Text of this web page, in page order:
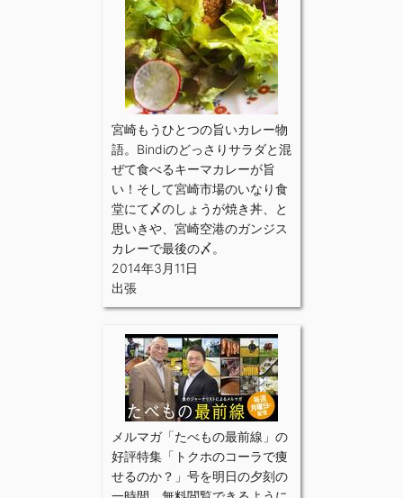
宮崎もうひとつの旨いカレー物
語。Bindiのどっさりサラダと混
ぜて食べるキーマカレーが旨
い！そして宮崎市場のいなり食
堂にて〆のしょうが焼き丼、と
思いきや、宮崎空港のガンジス
カレーで最後の〆。
2014年3月11日
出張
メルマガ「たべもの最前線」の
好評特集「トクホのコーラで痩
せるのか？」号を明日の夕刻の